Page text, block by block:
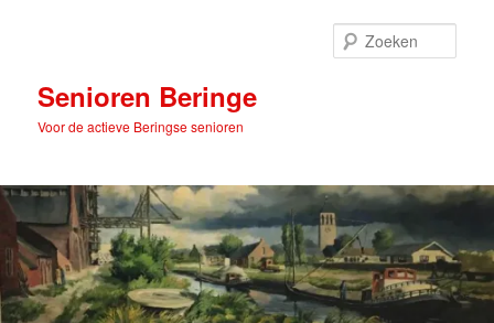
inhoudSenioren Beringe
Voor de actieve Beringse senioren